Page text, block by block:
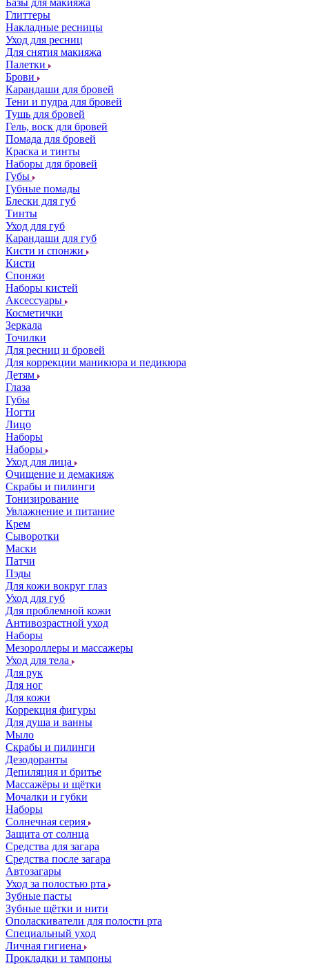
Базы для макияжа
Глиттеры
Накладные ресницы
Уход для ресниц
Для снятия макияжа
Палетки
Брови
Карандаши для бровей
Тени и пудра для бровей
Тушь для бровей
Гель, воск для бровей
Помада для бровей
Краска и тинты
Наборы для бровей
Губы
Губные помады
Блески для губ
Тинты
Уход для губ
Карандаши для губ
Кисти и спонжи
Кисти
Спонжи
Наборы кистей
Аксессуары
Косметички
Зеркала
Точилки
Для ресниц и бровей
Для коррекции маникюра и педикюра
Детям
Глаза
Губы
Ногти
Лицо
Наборы
Наборы
Уход для лица
Очищение и демакияж
Скрабы и пилинги
Тонизирование
Увлажнение и питание
Крем
Сыворотки
Маски
Патчи
Пэды
Для кожи вокруг глаз
Уход для губ
Для проблемной кожи
Антивозрастной уход
Наборы
Мезороллеры и массажеры
Уход для тела
Для рук
Для ног
Для кожи
Коррекция фигуры
Для душа и ванны
Мыло
Скрабы и пилинги
Дезодоранты
Депиляция и бритье
Массажёры и щётки
Мочалки и губки
Наборы
Солнечная серия
Защита от солнца
Средства для загара
Средства после загара
Автозагары
Уход за полостью рта
Зубные пасты
Зубные щётки и нити
Ополаскиватели для полости рта
Специальный уход
Личная гигиена
Прокладки и тампоны